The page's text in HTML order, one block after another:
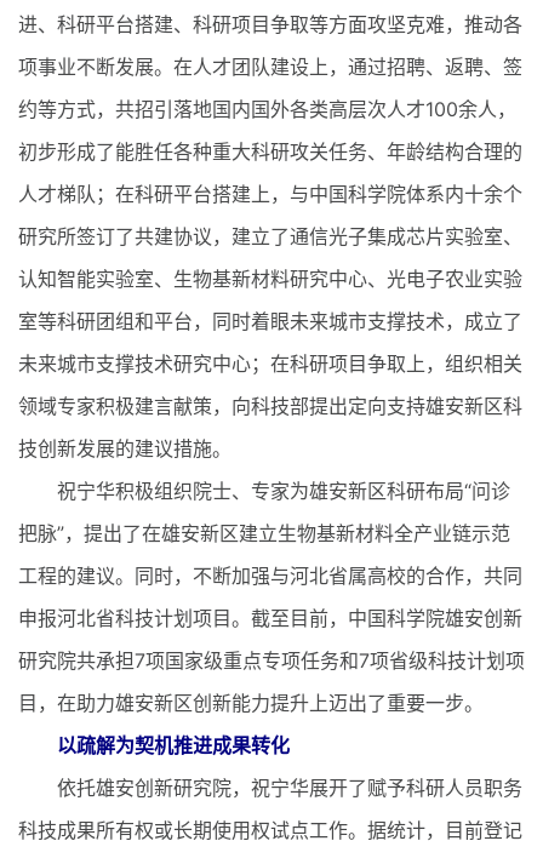
进、科研平台搭建、科研项目争取等方面攻坚克难，推动各
项事业不断发展。在人才团队建设上，通过招聘、返聘、签
约等方式，共招引落地国内国外各类高层次人才100余人，
初步形成了能胜任各种重大科研攻关任务、年龄结构合理的
人才梯队；在科研平台搭建上，与中国科学院体系内十余个
研究所签订了共建协议，建立了通信光子集成芯片实验室、
认知智能实验室、生物基新材料研究中心、光电子农业实验
室等科研团组和平台，同时着眼未来城市支撑技术，成立了
未来城市支撑技术研究中心；在科研项目争取上，组织相关
领域专家积极建言献策，向科技部提出定向支持雄安新区科
技创新发展的建议措施。
祝宁华积极组织院士、专家为雄安新区科研布局“问诊
把脉”，提出了在雄安新区建立生物基新材料全产业链示范
工程的建议。同时，不断加强与河北省属高校的合作，共同
申报河北省科技计划项目。截至目前，中国科学院雄安创新
研究院共承担7项国家级重点专项任务和7项省级科技计划项
目，在助力雄安新区创新能力提升上迈出了重要一步。
以疏解为契机推进成果转化
依托雄安创新研究院，祝宁华展开了赋予科研人员职务
科技成果所有权或长期使用权试点工作。据统计，目前登记